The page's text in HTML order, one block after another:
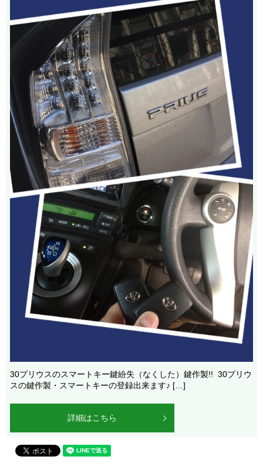
30プリウスのスマートキー鍵紛失（なくした）鍵作製!! 30プリウ
スの鍵作製・スマートキーの登録出来ます♪ […]
詳細はこちら